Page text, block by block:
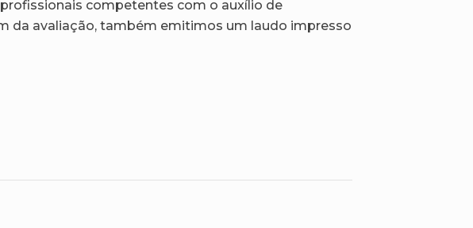
competentes com o auxílio de
da avaliação, também emitimos um laudo impresso